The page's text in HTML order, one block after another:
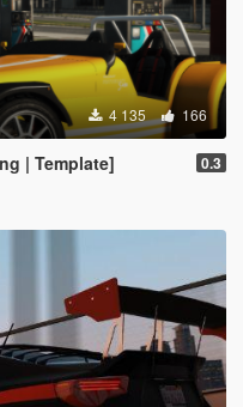
4 135 166
| Template] 0.3